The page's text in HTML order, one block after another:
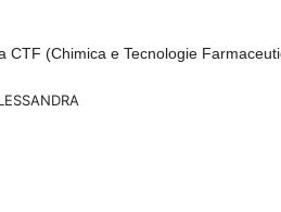
CTF (Chimica e Tecnologie